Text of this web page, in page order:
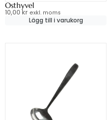
Osthyvel
10,00 kr exkl. moms
Lägg till i varukorg